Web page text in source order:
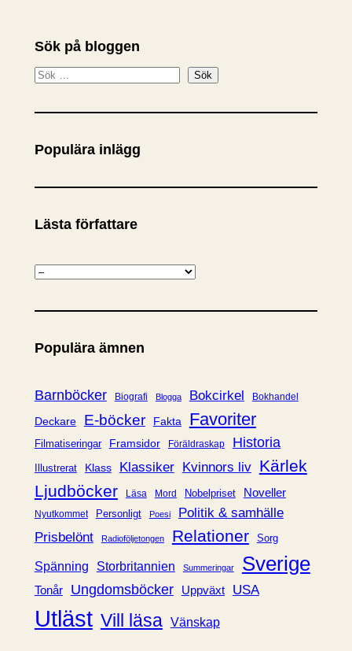
Sök på bloggen
S
k
Sök
Populära inlägg
Lästa författare
K
t
g
r
i
Populära ämnen
Barnböcker Biografi Blogga Bokcirkel Bokhandel
Deckare E-böcker Fakta Favoriter
Filmatiseringar Framsidor Föräldraskap Historia
Illustrerat Klass Klassiker Kvinnors liv Kärlek
Ljudböcker
Läsa Mord Nobelpriset Noveller
Nyutkommet Personligt Poesi
Politik & samhälle
Prisbelönt
Radioföljetongen Relationer Sorg
Spänning Storbritannien Summeringar Sverige
Tonår Ungdomsböcker Uppväxt USA
Utläst Vill läsa Vänskap